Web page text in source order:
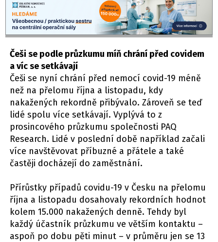
Češi se podle průzkumu míň chrání před covidem
a víc se setkávají
Češi se nyní chrání před nemocí covid-19 méně
než na přelomu října a listopadu, kdy
nakažených rekordně přibývalo. Zároveň se teď
lidé spolu více setkávají. Vyplývá to z
prosincového průzkumu společnosti PAQ
Research. Lidé v poslední době například začali
více navštěvovat příbuzné a přátele a také
častěji docházejí do zaměstnání.
Přírůstky případů covidu-19 v Česku na přelomu
října a listopadu dosahovaly rekordních hodnot
kolem 15.000 nakažených denně. Tehdy byl
každý účastník průzkumu ve větším kontaktu –
aspoň po dobu pěti minut – v průměru jen se 13